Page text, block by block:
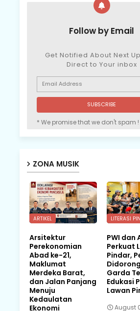
Follow by Email
Get Notified About Next
Direct to Your inbox
* We promise that we don't spam !
ZONA MUSIK
ARTIKEL
Arsitektur
Perekonomian
Abad ke-21,
Maklumat
Merdeka Barat,
dan Jalan Panjang
Menuju
Kedaulatan
Ekonomi
LITERASI
PWI dan
Perkuat
Pindar,
Garda
Edukasi
Lawan
August